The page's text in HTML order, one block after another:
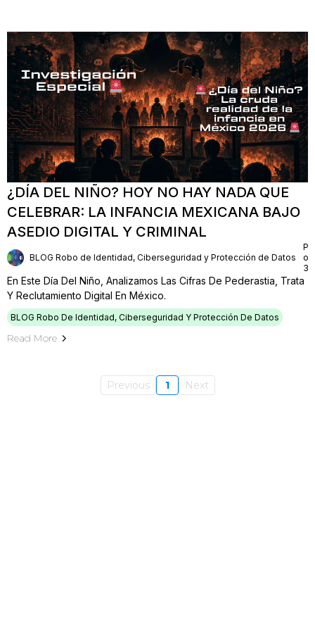
¿DÍA DEL NIÑO? HOY NO HAY NADA QUE
CELEBRAR: LA INFANCIA MEXICANA BAJO
ASEDIO DIGITAL Y CRIMINAL
BLOG Robo de Identidad, Ciberseguridad y Protección de Datos
on:
En Este Día Del Niño, Analizamos Las Cifras De Pederastia, Trata
Y Reclutamiento Digital En México.
BLOG Robo De Identidad, Ciberseguridad Y Protección De Datos
Read More
Previous 1 Next